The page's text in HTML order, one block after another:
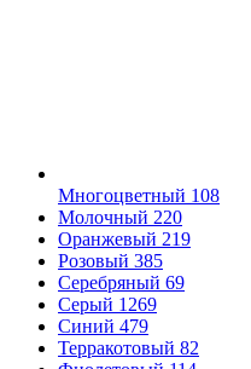
Многоцветный 108
Молочный 220
Оранжевый 219
Розовый 385
Серебряный 69
Серый 1269
Синий 479
Терракотовый 82